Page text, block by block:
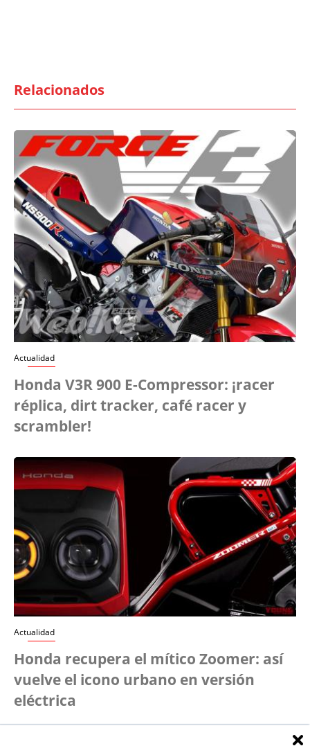
Relacionados
Actualidad
Honda V3R 900 E-Compressor: ¡racer
réplica, dirt tracker, café racer y
scrambler!
Actualidad
Honda recupera el mítico Zoomer: así
vuelve el icono urbano en versión
eléctrica